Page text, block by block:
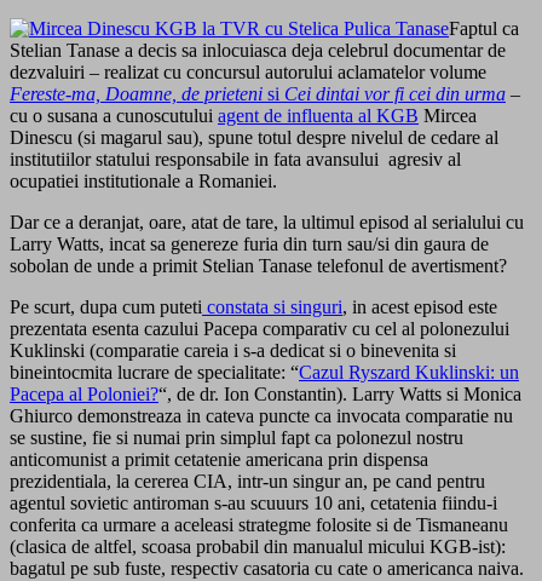
Faptul ca
Stelian Tanase a decis sa inlocuiasca deja celebrul documentar de
dezvaluiri – realizat cu concursul autorului aclamatelor volume
Fereste-ma, Doamne, de prieteni si Cei dintai vor fi cei din urma –
cu o susana a cunoscutului agent de influenta al KGB Mircea
Dinescu (si magarul sau), spune totul despre nivelul de cedare al
institutiilor statului responsabile in fata avansului agresiv al
ocupatiei institutionale a Romaniei.
Dar ce a deranjat, oare, atat de tare, la ultimul episod al serialului cu
Larry Watts, incat sa genereze furia din turn sau/si din gaura de
sobolan de unde a primit Stelian Tanase telefonul de avertisment?
Pe scurt, dupa cum puteti constata si singuri, in acest episod este
prezentata esenta cazului Pacepa comparativ cu cel al polonezului
Kuklinski (comparatie careia i s-a dedicat si o binevenita si
bineintocmita lucrare de specialitate: “Cazul Ryszard Kuklinski: un
Pacepa al Poloniei?“, de dr. Ion Constantin). Larry Watts si Monica
Ghiurco demonstreaza in cateva puncte ca invocata comparatie nu
se sustine, fie si numai prin simplul fapt ca polonezul nostru
anticomunist a primit cetatenie americana prin dispensa
prezidentiala, la cererea CIA, intr-un singur an, pe cand pentru
agentul sovietic antiroman s-au scuuurs 10 ani, cetatenia fiindu-i
conferita ca urmare a aceleasi strategme folosite si de Tismaneanu
(clasica de altfel, scoasa probabil din manualul micului KGB-ist):
bagatul pe sub fuste, respectiv casatoria cu cate o americanca naiva.